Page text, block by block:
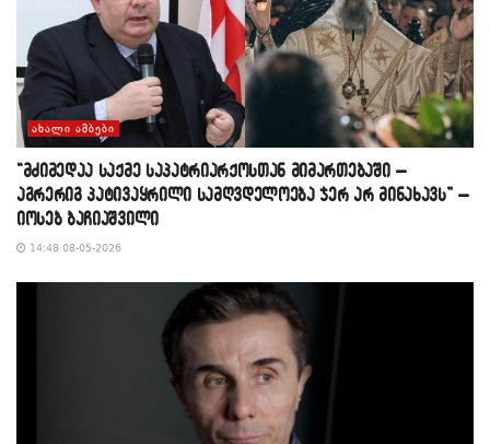
ᲐᲮᲐᲚᲘ ᲐᲛᲑᲔᲑᲘ
“მძიმედაა საქმე საპატრიარქოსთან მიმართებაში –
აგრერიგ პატივაყრილი სამღვდელოება ჯერ არ მინახავს” –
იოსებ ბაჩიაშვილი
14:48 08-05-2026